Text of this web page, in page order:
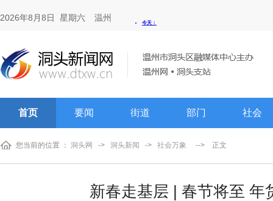
2026年8月8日 星期六 温州
首页 要闻 街道 部门 社会
您当前的位置 ： 洞头网 -> 洞头新闻 -> 社会万象 --> 正文
新春走基层 | 春节将至 年